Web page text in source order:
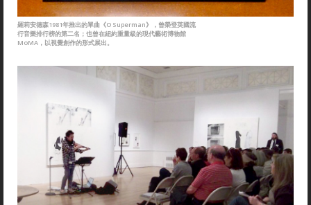
羅莉安德森1981年推出的單曲《O Superman》，曾榮登英國流
行音樂排行榜的第二名；也曾在紐約重量級的現代藝術博物館
MoMA，以視覺創作的形式展出。